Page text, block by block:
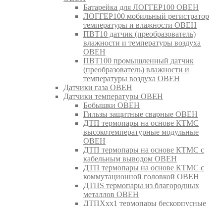
Батарейка для ЛОГГЕР100 ОВЕН
ЛОГГЕР100 мобильный регистратор
температуры и влажности ОВЕН
ПВТ10 датчик (преобразователь)
влажности и температуры воздуха
ОВЕН
ПВТ100 промышленный датчик
(преобразователь) влажности и
температуры воздуха ОВЕН
Датчики газа ОВЕН
Датчики температуры ОВЕН
Бобышки ОВЕН
Гильзы защитные сварные ОВЕН
ДТП термопары на основе КТМС
высокотемпературные модульные
ОВЕН
ДТП термопары на основе КТМС с
кабельным выводом ОВЕН
ДТП термопары на основе КТМС с
коммутационной головкой ОВЕН
ДТПS термопары из благородных
металлов ОВЕН
ДТПХхх1 термопары бескорпусные